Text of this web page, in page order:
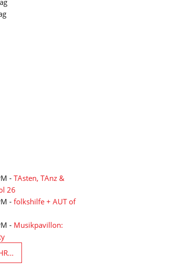
- TAsten, TAnz &
26
- folkshilfe + AUT of
- Musikpavillon: